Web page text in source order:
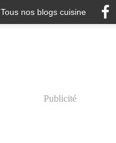
Tous nos blogs cuisine
Publicité